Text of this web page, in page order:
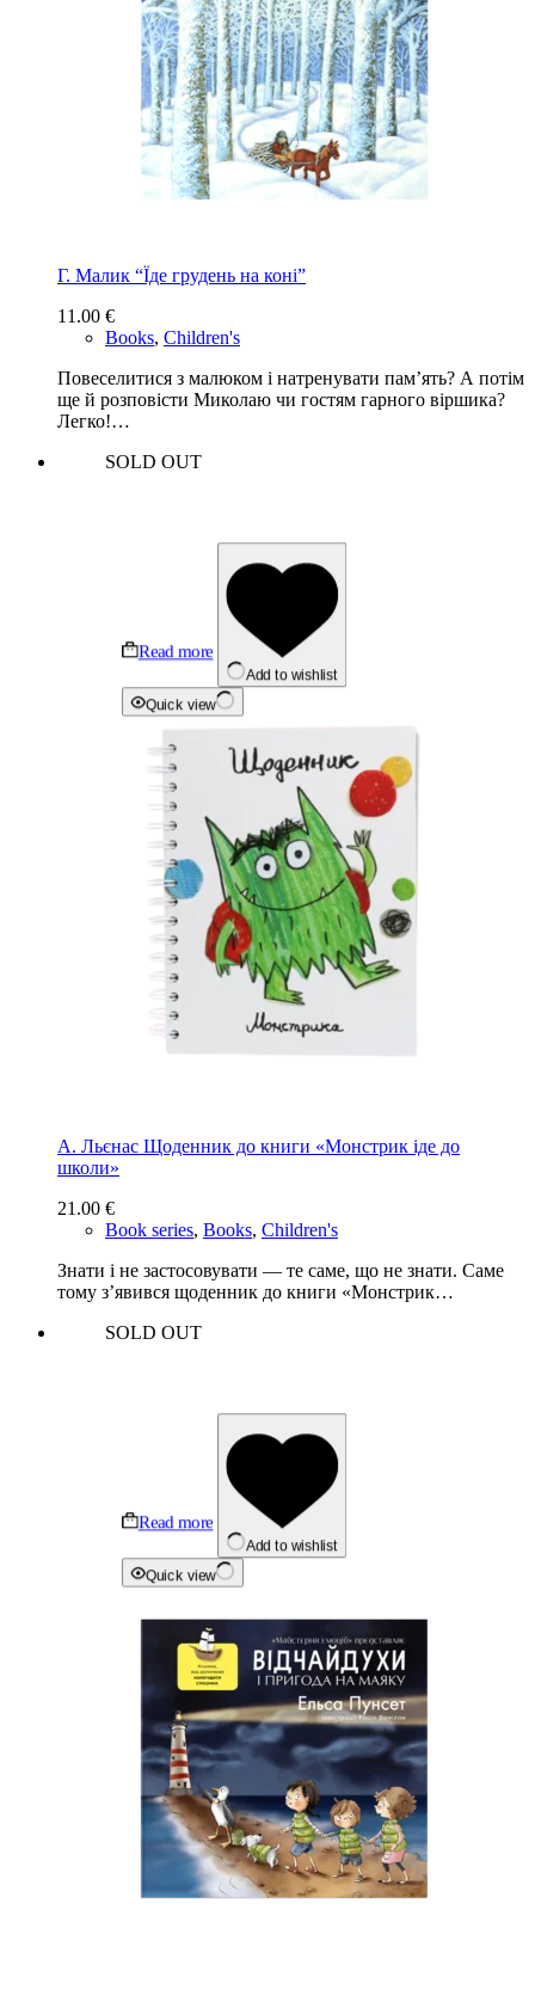
Г. Малик “Їде грудень на коні”
11.00 €
Books, Children's
Повеселитися з малюком і натренувати пам’ять? А потім
ще й розповісти Миколаю чи гостям гарного віршика?
Легко!…
SOLD OUT
Read more
Add to wishlist
Quick view
А. Льєнас Щоденник до книги «Монстрик іде до
школи»
21.00 €
Book series, Books, Children's
Знати і не застосовувати — те саме, що не знати. Саме
тому з’явився щоденник до книги «Монстрик…
SOLD OUT
Read more
Add to wishlist
Quick view